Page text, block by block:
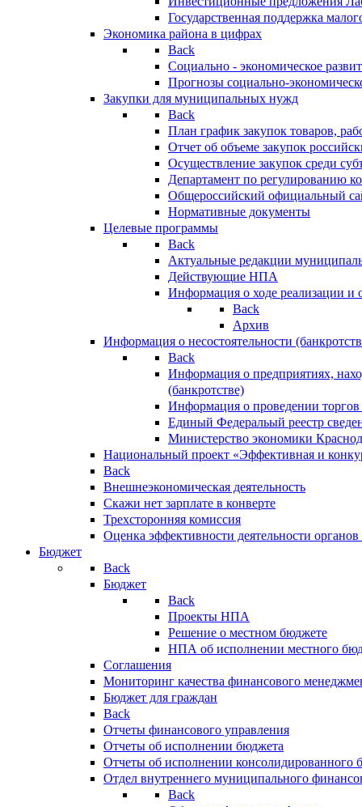
Государственная поддержка
Экономика района в цифрах
Back
Социально - экономическое
Прогнозы социально-
Закупки для муниципальных нужд
Back
План график закупок товаров,
Отчет об объеме закупок
Осуществление закупок среди
Департамент по регулированию
Общероссийский официальный
Нормативные документы
Целевые программы
Back
Актуальные редакции
Действующие НПА
Информация о ходе реализации
Back
Архив
Информация о несостоятельности
Back
Информация о предприятиях,
(банкротстве)
Информация о проведении
Единый Федеральый реестр
Министерство экономики
Национальный проект «Эффективная и
Back
Внешнеэкономическая деятельность
Скажи нет зарплате в конверте
Трехсторонняя комиссия
Оценка эффективности деятельности
Бюджет
Back
Бюджет
Back
Проекты НПА
Решение о местном бюджете
НПА об исполнении местного
Соглашения
Мониторинг качества финансового
Бюджет для граждан
Back
Отчеты финансового управления
Отчеты об исполнении бюджета
Отчеты об исполнении консолидированного
Отдел внутреннего муниципального
Back